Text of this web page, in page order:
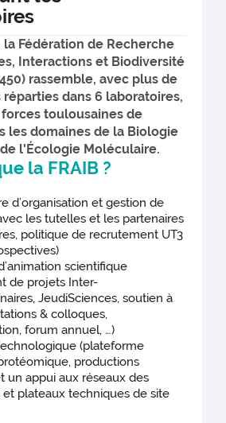
la Fédération de Recherche
Interactions et Biodiversité
rassemble, avec plus de
dans 6 laboratoires,
toulousaines de
les domaines de la Biologie
l'Écologie Moléculaire.
la FRAIB ?
d’organisation et gestion de
les tutelles et les partenaires
politique de recrutement UT3
scientifique
de projets Inter-
JeudiSciences, soutien à
& colloques,
forum annuel, …)
(plateforme
productions
un appui aux réseaux des
plateaux techniques de site